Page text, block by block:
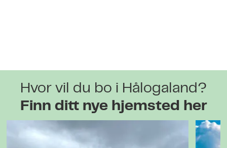
Hvor vil du bo i Hålogaland?
Finn ditt nye hjemsted her